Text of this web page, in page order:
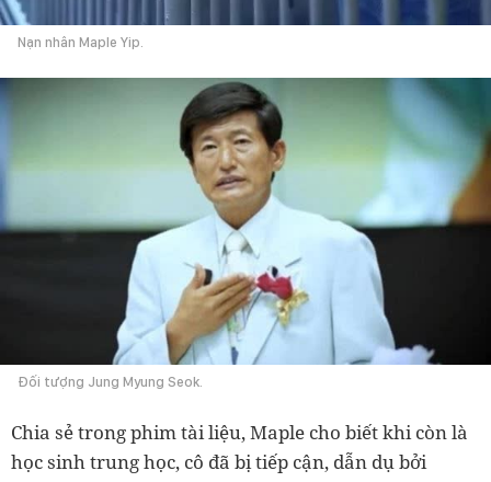
Nạn nhân Maple Yip.
Đối tượng Jung Myung Seok.
Chia sẻ trong phim tài liệu, Maple cho biết khi còn là
học sinh trung học, cô đã bị tiếp cận, dẫn dụ bởi